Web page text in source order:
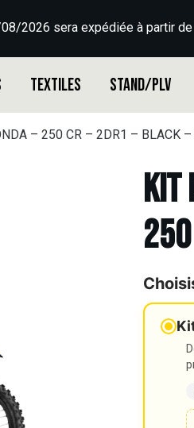
2026 sera expédiée à partir
Textiles Stand/PLV
– 250 CR – 2DR1 – BLACK –
Kit
250